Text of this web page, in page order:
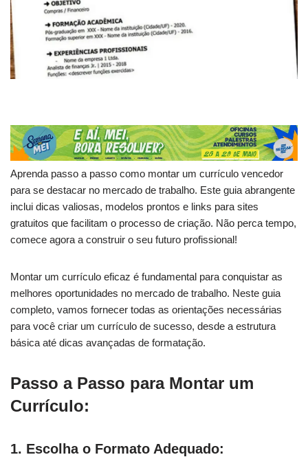
Aprenda passo a passo como montar um currículo vencedor
para se destacar no mercado de trabalho. Este guia abrangente
inclui dicas valiosas, modelos prontos e links para sites
gratuitos que facilitam o processo de criação. Não perca tempo,
comece agora a construir o seu futuro profissional!
Montar um currículo eficaz é fundamental para conquistar as
melhores oportunidades no mercado de trabalho. Neste guia
completo, vamos fornecer todas as orientações necessárias
para você criar um currículo de sucesso, desde a estrutura
básica até dicas avançadas de formatação.
Passo a Passo para Montar um
Currículo:
1. Escolha o Formato Adequado: